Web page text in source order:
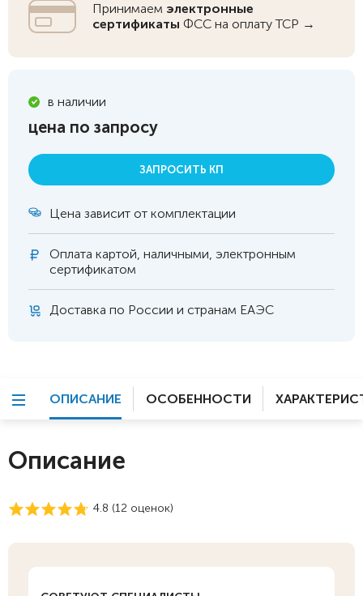
Принимаем электронные
сертификаты ФСС на оплату ТСР →
в наличии
цена по запросу
ЗАПРОСИТЬ КП
Цена зависит от комплектации
Оплата картой, наличными, электронным
сертификатом
Доставка по России и странам ЕАЭС
ОПИСАНИЕ ОСОБЕННОСТИ
Описание
4.8 (12 оценок)